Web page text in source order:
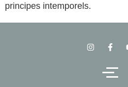
principes intemporels.